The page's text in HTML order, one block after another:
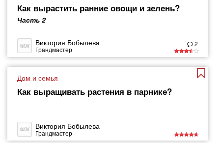
Как вырастить ранние овощи и зелень?
Часть 2
Виктория Бобылева
Грандмастер
2
Дом и семья
Как выращивать растения в парнике?
Виктория Бобылева
Грандмастер